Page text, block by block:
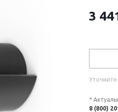
3
*
8 (800)